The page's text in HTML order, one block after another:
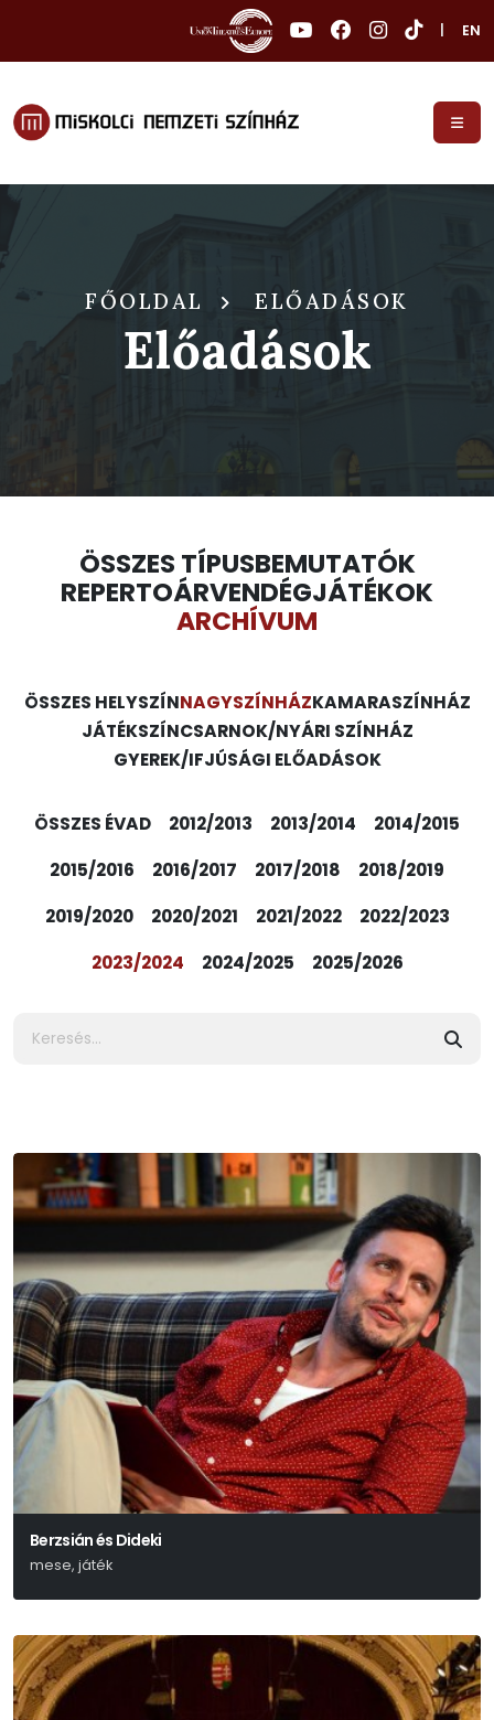
EN
FŐOLDAL ELŐADÁSOK
Előadások
ÖSSZES TÍPUSBEMUTATÓK
REPERTOÁRVENDÉGJÁTÉKOK
ARCHÍVUM
ÖSSZES HELYSZÍNNAGYSZÍNHÁZKAMARASZÍNHÁZ
JÁTÉKSZÍNCSARNOK/NYÁRI SZÍNHÁZ
GYEREK/IFJÚSÁGI ELŐADÁSOK
ÖSSZES ÉVAD 2012/2013 2013/2014
2014/2015
2015/2016
2016/2017 2017/2018
2018/2019
2019/2020
2020/2021 2021/2022
2022/2023
2023/2024
2024/2025 2025/2026
Berzsián és Dideki
mese, játék